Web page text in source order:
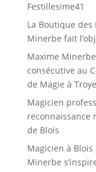
Festillesime41
La Boutique
Minerbe fait
Maxime
consécutive au
de Magie à
Magicien
reconnaissance
de Blois
Magicien à
Minerbe